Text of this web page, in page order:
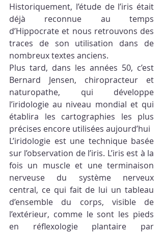
Historiquement, l’étude de l’iris était
déjà reconnue au temps
d’Hippocrate et nous retrouvons des
traces de son utilisation dans de
nombreux textes anciens.
Plus tard, dans les années 50, c’est
Bernard Jensen, chiropracteur et
naturopathe, qui développe
l’iridologie au niveau mondial et qui
établira les cartographies les plus
précises encore utilisées aujourd’hui
L’iridologie est une technique basée
sur l’observation de l’iris. L’iris est à la
fois un muscle et une terminaison
nerveuse du système nerveux
central, ce qui fait de lui un tableau
d’ensemble du corps, visible de
l’extérieur, comme le sont les pieds
en réflexologie plantaire par